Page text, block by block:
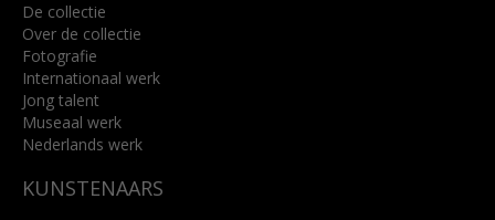
De collectie
Over de collectie
Fotografie
Internationaal werk
Jong talent
Museaal werk
Nederlands werk
KUNSTENAARS